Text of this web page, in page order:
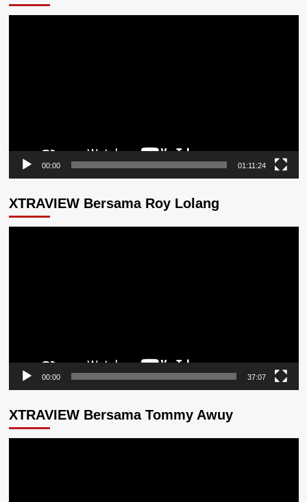
00:00 01:11:24
XTRAVIEW Bersama Roy Lolang
00:00 37:07
XTRAVIEW Bersama Tommy Awuy